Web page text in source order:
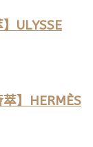
ULYSSE
】HERMÈS